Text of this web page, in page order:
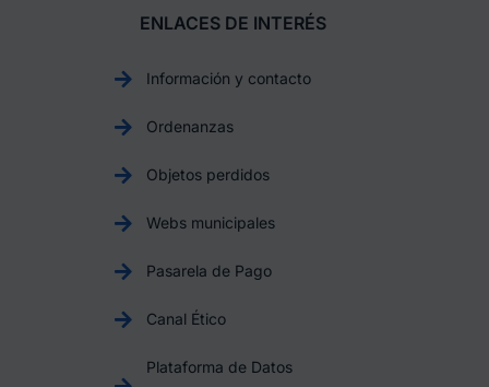
ENLACES DE INTERÉS
Información y contacto
Ordenanzas
Objetos perdidos
Webs municipales
Pasarela de Pago
Canal Ético
Plataforma de Datos